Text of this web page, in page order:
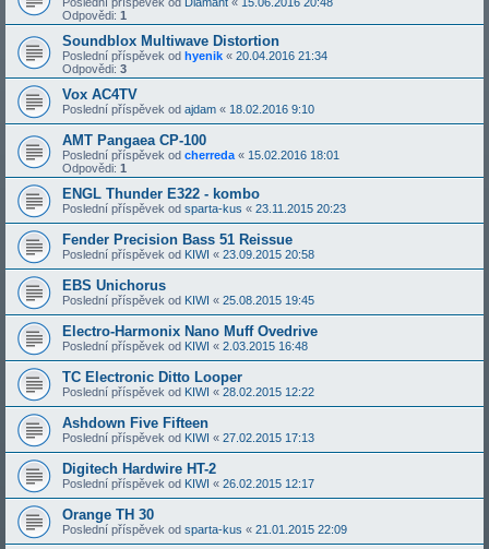
Odpovědi: 1
Soundblox Multiwave Distortion
Poslední příspěvek od hyenik « 20.04.2016 21:34
Odpovědi: 3
Vox AC4TV
Poslední příspěvek od ajdam « 18.02.2016 9:10
AMT Pangaea CP-100
Poslední příspěvek od cherreda « 15.02.2016 18:01
Odpovědi: 1
ENGL Thunder E322 - kombo
Poslední příspěvek od sparta-kus « 23.11.2015 20:23
Fender Precision Bass 51 Reissue
Poslední příspěvek od KIWI « 23.09.2015 20:58
EBS Unichorus
Poslední příspěvek od KIWI « 25.08.2015 19:45
Electro-Harmonix Nano Muff Ovedrive
Poslední příspěvek od KIWI « 2.03.2015 16:48
TC Electronic Ditto Looper
Poslední příspěvek od KIWI « 28.02.2015 12:22
Ashdown Five Fifteen
Poslední příspěvek od KIWI « 27.02.2015 17:13
Digitech Hardwire HT-2
Poslední příspěvek od KIWI « 26.02.2015 12:17
Orange TH 30
Poslední příspěvek od sparta-kus « 21.01.2015 22:09